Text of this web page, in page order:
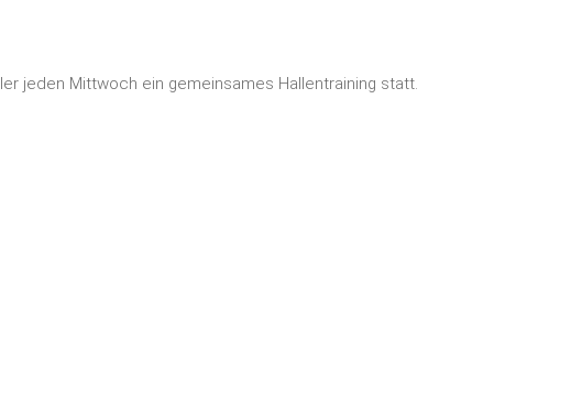
ler jeden Mittwoch ein gemeinsames Hallentraining statt.